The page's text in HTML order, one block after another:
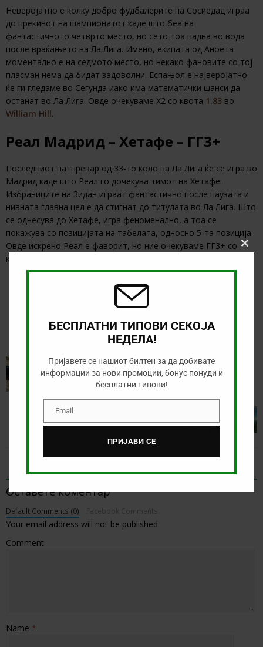
Неверојатно е колку добро фудбалерите на Сосиедад играа
до прекинот на шампионатот каде што беа на
фантастичното четврто место, но сето тоа падна во вода
после враќањето на Ла Лига. Имено, екипата од Аноета
моментално е на седмото место, но некако фановите со тој
пласман нема да бидат задоволни. Еспањол е најверојатно
ќе ги гледаме во Сегунда иако има математички шанси да
останат во Ла Лига. Овде очекуваме Х2 со квота 1.83 во
William Hill.
Реал Мадрид – Хетафе – ГГ3+
Последниот натпревар од 33-то коло на Ла Лига ќе се игра во
Мадрид каде што Реал го дочекува тимот на Хетафе.
Избраниците на Зидан играат фантастично после паузата и
нивната главна цел е да стигнат до титулата во Ла Лига. Што
се однесува до Хетафе, игра феноменално, а тоа се
покажува со позицијата на табелата, односно 5-та позиција.
Овде искрено Реал е фаворит, но ние очекуваме ГГ3+ со
квота
РЕГИСТРИРАЈ СЕ НА 1XBET И ЗЕМИ 6000
ДЕНАРИ БОНУС
PREVIOUS
Се кладел дека неговиот тим ќе прими пет гола и
остварил солидна добивка
Тикет на денот (среда, 01.07.2020)
BE THE FIRST TO COMMENT
Оставете коментар
Default Comments (0)
Your email address will not be published.
Comment
Name *
БЕСПЛАТНИ ТИПОВИ СЕКОЈА
НЕДЕЛА!
Пријавете се нашиот билтен за да добивате
информации за нови промоции, бонус понуди и
бесплатни типови!
EmailEmail
ПРИЈАВИ СЕ